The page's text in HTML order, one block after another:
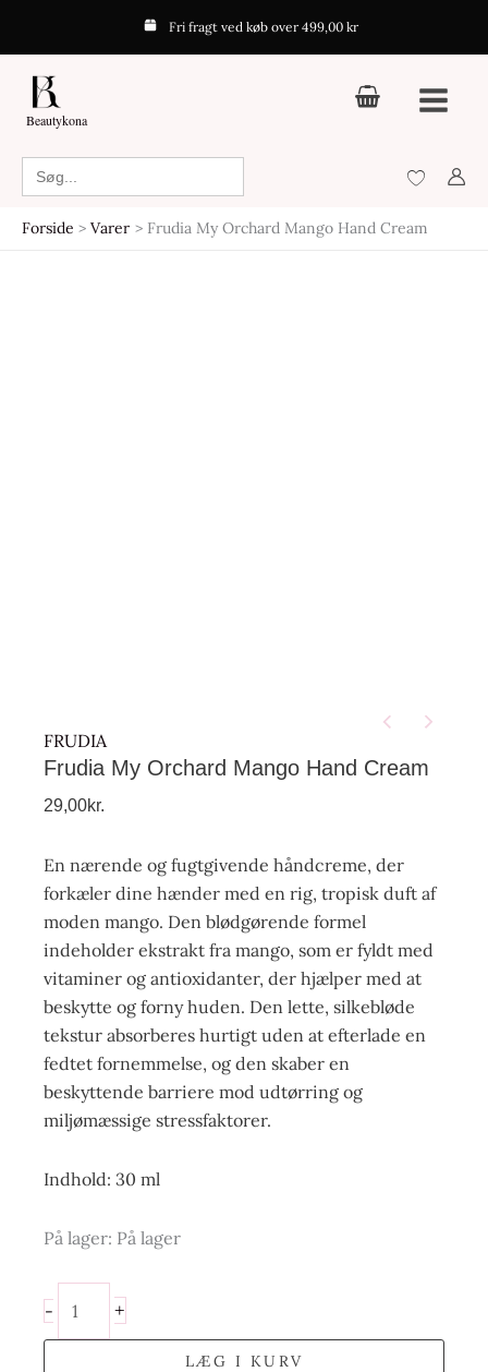
indholdet
Fri fragt ved køb over 499,00 kr
Beautykona
Search
for:
Forside Varer Frudia My Orchard Mango Hand Cream
FRUDIA
Frudia My Orchard Mango Hand Cream
29,00kr.
En nærende og fugtgivende håndcreme, der
forkæler dine hænder med en rig, tropisk duft af
moden mango. Den blødgørende formel
indeholder ekstrakt fra mango, som er fyldt med
vitaminer og antioxidanter, der hjælper med at
beskytte og forny huden. Den lette, silkebløde
tekstur absorberes hurtigt uden at efterlade en
fedtet fornemmelse, og den skaber en
beskyttende barriere mod udtørring og
miljømæssige stressfaktorer.
Indhold: 30 ml
På lager: På lager
-
Hand
Cream
antal
+
LÆG I KURV